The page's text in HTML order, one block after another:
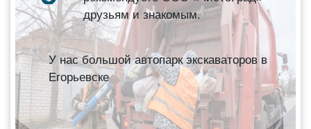
друзьям и знакомым.
У нас большой автопарк экскаваторов в
Егорьевске